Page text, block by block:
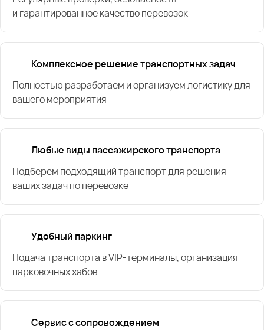
и гарантированное качество перевозок
Комплексное решение транспортных задач
Полностью разработаем и организуем логистику для
вашего мероприятия
Любые виды пассажирского транспорта
Подберём подходящий транспорт для решения
ваших задач по перевозке
Удобный паркинг
Подача транспорта в VIP-терминалы, организация
парковочных хабов
Сервис с сопровождением